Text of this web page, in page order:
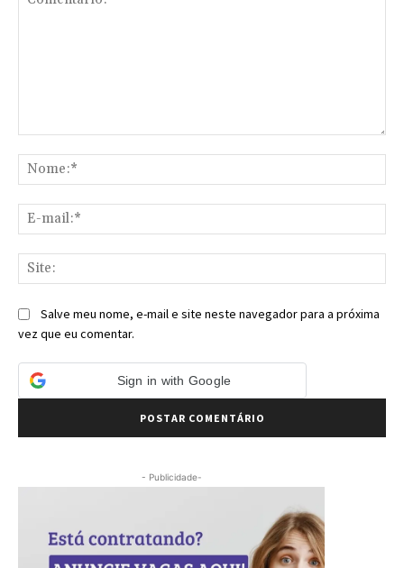
Salve meu nome, e-mail e site neste navegador para a próxima
vez que eu comentar.
Sign in with Google
- Publicidade-